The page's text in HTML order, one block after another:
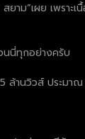
าม”เผย เพราะ
นนี่ทุกอย่างครับ
ล้านวิวส์ ประมา